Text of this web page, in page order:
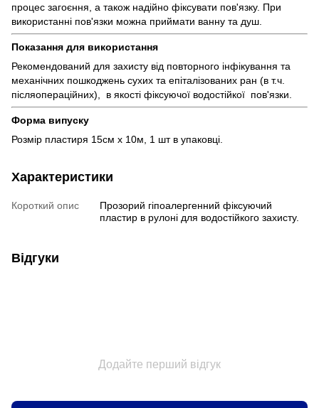
процес загоєння, а також надійно фіксувати пов'язку. При
використанні пов'язки можна приймати ванну та душ.
Показання для використання
Рекомендований для захисту від повторного інфікування та
механічних пошкоджень сухих та епіталізованих ран (в т.ч.
післяопераційних), в якості фіксуючої водостійкої пов'язки.
Форма випуску
Розмір пластиря 15см х 10м, 1 шт в упаковці.
Характеристики
Короткий опис
Прозорий гіпоалергенний фіксуючий
пластир в рулоні для водостійкого захисту.
Відгуки
Додайте перший відгук